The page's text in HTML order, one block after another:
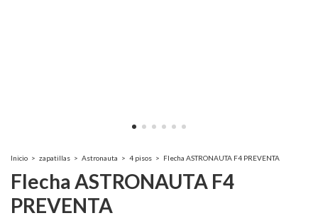
Inicio > zapatillas > Astronauta > 4 pisos > Flecha ASTRONAUTA F4 PREVENTA
Flecha ASTRONAUTA F4
PREVENTA